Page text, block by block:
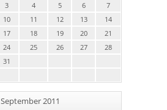
3 4 5 6
7
10 11 12 13
14
17 18 19 20
21
24 25 26 27
28
31
September 2011